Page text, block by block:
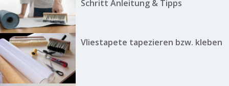
Schritt Anleitung & Tipps
Vliestapete tapezieren bzw. kleben